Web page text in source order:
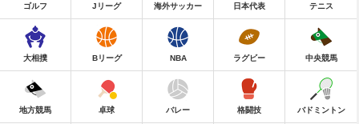
ゴルフ Jリーグ 海外サッカー 日本代表 テニス
大相撲 Bリーグ NBA ラグビー 中央競馬
地方競馬 卓球 バレー 格闘技 バドミントン